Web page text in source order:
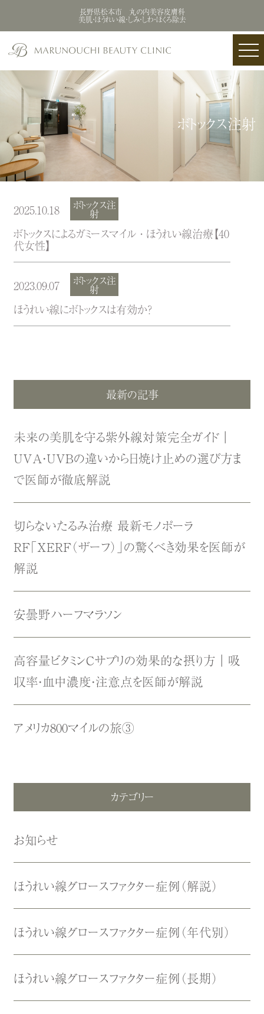
長野県松本市 丸の内美容皮膚科
美肌・ほうれい線・しみ・しわ・ほくろ除去
ボトックス注射
2025.10.18 ボトックス注
射
ボトックスによるガミースマイル ・ ほうれい線治療【40
代女性】
2023.09.07 ボトックス注
射
ほうれい線にボトックスは有効か？
最新の記事
未来の美肌を守る紫外線対策完全ガイド｜
UVA・UVBの違いから日焼け止めの選び方ま
で医師が徹底解説
切らないたるみ治療 最新モノポーラ
RF「XERF（ザーフ）」の驚くべき効果を医師が
解説
安曇野ハーフマラソン
高容量ビタミンCサプリの効果的な摂り方｜吸
収率・血中濃度・注意点を医師が解説
アメリカ800マイルの旅③
カテゴリー
お知らせ
ほうれい線グロースファクター症例（解説）
ほうれい線グロースファクター症例（年代別）
ほうれい線グロースファクター症例（長期）